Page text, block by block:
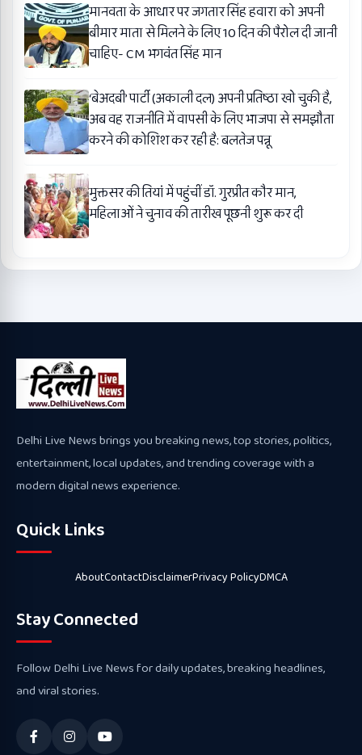
मानवता के आधार पर जगतार सिंह हवारा को अपनी
बीमार माता से मिलने के लिए 10 दिन की पैरोल दी जानी
चाहिए- CM भगवंत सिंह मान
‘बेअदबी’ पार्टी (अकाली दल) अपनी प्रतिष्ठा खो चुकी है,
अब वह राजनीति में वापसी के लिए भाजपा से समझौता
करने की कोशिश कर रही है: बलतेज पन्नू
मुक्तसर की तियां में पहुंचीं डॉ. गुरप्रीत कौर मान,
महिलाओं ने चुनाव की तारीख पूछनी शुरू कर दी
Delhi Live News brings you breaking news, top stories, politics,
entertainment, local updates, and trending coverage with a
modern digital news experience.
Quick Links
AboutContactDisclaimerPrivacy PolicyDMCA
Stay Connected
Follow Delhi Live News for daily updates, breaking headlines,
and viral stories.